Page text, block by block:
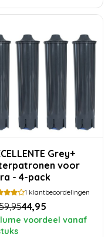
Grey+
voor
- 4-pack
1 klantbeoordelingen
44,95
voordeel vanaf